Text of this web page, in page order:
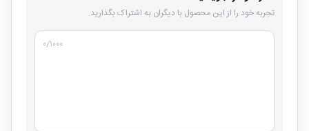
تجربه خود را از این محصول با دیگران به اشتراک بگذارید.
۰/۱۰۰۰